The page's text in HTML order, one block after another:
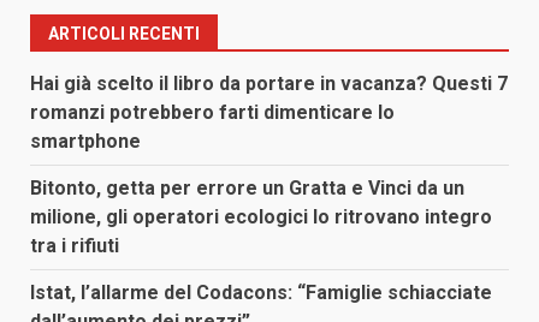
ARTICOLI RECENTI
Hai già scelto il libro da portare in vacanza? Questi 7
romanzi potrebbero farti dimenticare lo
smartphone
Bitonto, getta per errore un Gratta e Vinci da un
milione, gli operatori ecologici lo ritrovano integro
tra i rifiuti
Istat, l’allarme del Codacons: “Famiglie schiacciate